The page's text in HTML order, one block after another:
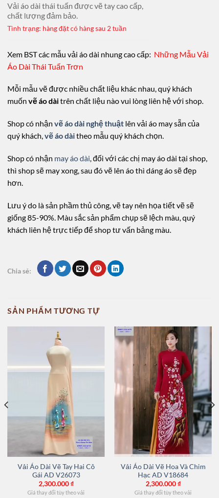
Vải áo dài thái tuấn được vẽ tay cao cấp,
chất lượng đảm bảo.
Tình trạng: hàng đặt có hàng sau 2 tuần
Xem BST các mẫu vải áo dài nhung cao cấp: Những Mẫu Vải
Áo Dài Thái Tuấn Trơn
Mỗi mẫu vẽ được nhiều chất liệu khác nhau, quý khách
muốn vẽ áo dàitrên chất liệu nào vui lòng liên hệ với shop.
Shop có nhận vẽ áo dài nghệ thuật lên vải áo may sẵn của
quý khách,vẽ áo dàitheo mẫu quý khách chọn.
Shop có nhận may áo dài, đối với các chị may áo dài tại shop,
thì shop sẽ may xong, sau đó vẽ lên áo thì dáng áo sẽ đẹp
hơn.
Lưu ý do là sản phầm thủ công, vẽ tay nên họa tiết vẽ sẽ
giống 85-90%. Màu sắc sản phẩm chụp sẽ lệch màu, quý
khách liên hệ trực tiếp để shop tư vấn bảng màu.
Chia sẻ:
SẢN PHẨM TƯƠNG TỰ
Vải Áo Dài Vẽ Tay Hai Cô
Gái AD V26073
2,300.000₫
Giá thay đổi tùy theo vải
Vải Áo Dài Vẽ Hoa Và Chim
Hạc AD V18684
2,300.000₫
Giá thay đổi tùy theo vải